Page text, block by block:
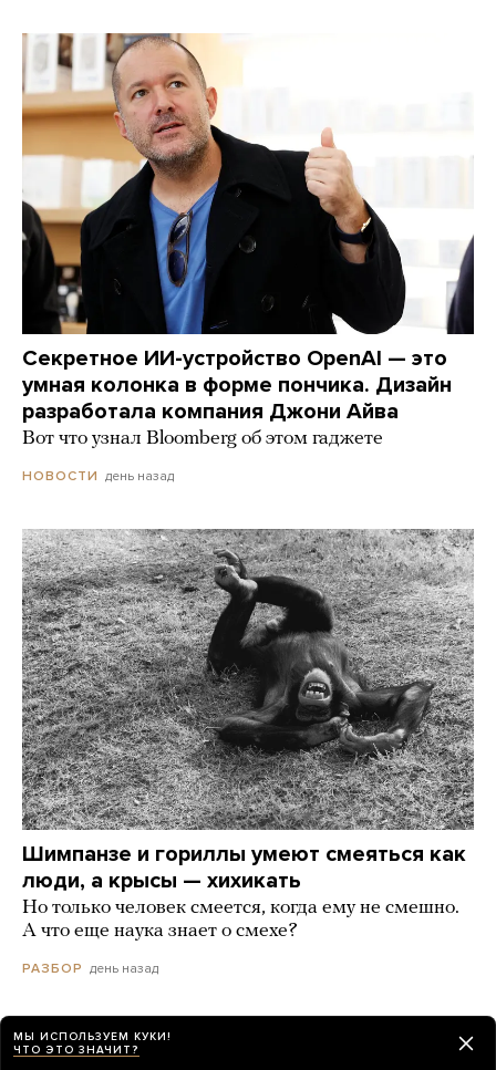
Секретное ИИ-устройство OpenAI — это
умная колонка в форме пончика. Дизайн
разработала компания Джони Айва
Вот что узнал Bloomberg об этом гаджете
НОВОСТИ день назад
Шимпанзе и гориллы умеют смеяться как
люди, а крысы — хихикать
Но только человек смеется, когда ему не смешно.
А что еще наука знает о смехе?
РАЗБОР день назад
МЫ ИСПОЛЬЗУЕМ КУКИ!
ЧТО ЭТО ЗНАЧИТ?